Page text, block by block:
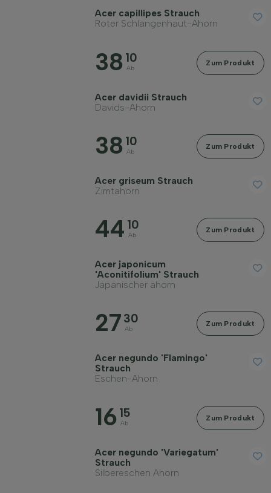
Acer capillipes Strauch
Roter Schlangenhaut-Ahorn
38 10
Ab
Zum Produkt
Acer davidii Strauch
Davids-Ahorn
38 10
Ab
Zum Produkt
Acer griseum Strauch
Zimtahorn
44 10
Ab
Zum Produkt
Acer japonicum
'Aconitifolium' Strauch
Japanischer ahorn
27 30
Ab
Zum Produkt
Acer negundo 'Flamingo'
Strauch
Eschen-Ahorn
16 15
Ab
Zum Produkt
Acer negundo 'Variegatum'
Strauch
Silbereschen Ahorn